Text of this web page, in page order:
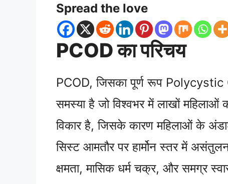
Spread the love
PCOD का परिचय
PCOD, जिसका पूर्ण रूप Polycystic
समस्या है जो विश्वभर में लाखों महिलाओं
विकार है, जिसके कारण महिलाओं के
सिस्ट आमतौर पर हार्मोन स्तर में
क्षमता, मासिक धर्म चक्र, और समग्र